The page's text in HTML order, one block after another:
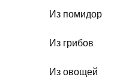
Из помидор
Из грибов
Из овощей